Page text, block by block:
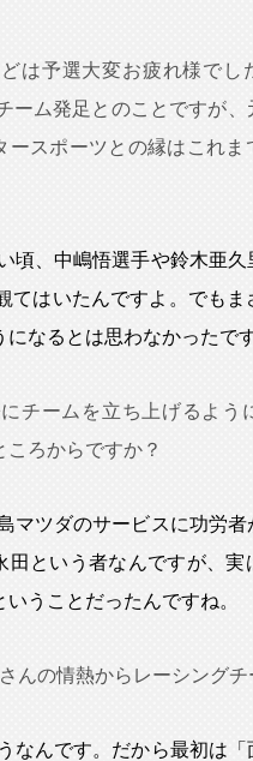
は予選大変お疲れ様でし
ーム発足とのことですが、
ースポーツとの縁はこれま
頃、中嶋悟選手や鈴木亜久
てはいたんですよ。でもま
になるとは思わなかったです
チームを立ち上げるよう
ころからですか？
マツダのサービスに功労
田という者なんですが、実
いうことだったんですね。
んの情熱からレーシングチ
なんです。だから最初は「